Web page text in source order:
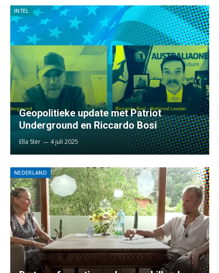
INTEL
Geopolitieke update met Patriot
Underground en Riccardo Bosi
Ella Ster 4 juli 2025
NEDERLAND